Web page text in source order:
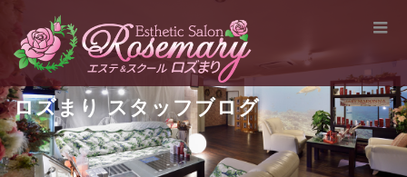
ロズまり スタッフブログ